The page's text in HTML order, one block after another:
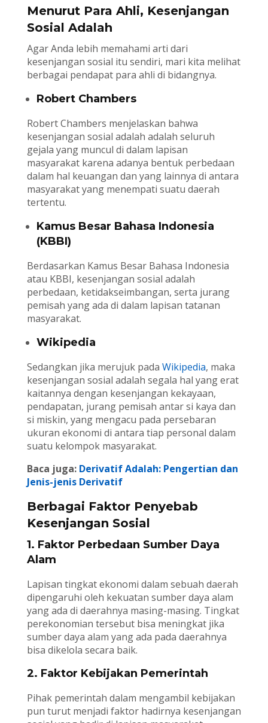
Menurut Para Ahli, Kesenjangan
Sosial Adalah
Agar Anda lebih memahami arti dari
kesenjangan sosial itu sendiri, mari kita melihat
berbagai pendapat para ahli di bidangnya.
Robert Chambers
Robert Chambers menjelaskan bahwa
kesenjangan sosial adalah adalah seluruh
gejala yang muncul di dalam lapisan
masyarakat karena adanya bentuk perbedaan
dalam hal keuangan dan yang lainnya di antara
masyarakat yang menempati suatu daerah
tertentu.
Kamus Besar Bahasa Indonesia
(KBBI)
Berdasarkan Kamus Besar Bahasa Indonesia
atau KBBI, kesenjangan sosial adalah
perbedaan, ketidakseimbangan, serta jurang
pemisah yang ada di dalam lapisan tatanan
masyarakat.
Wikipedia
Sedangkan jika merujuk pada Wikipedia, maka
kesenjangan sosial adalah segala hal yang erat
kaitannya dengan kesenjangan kekayaan,
pendapatan, jurang pemisah antar si kaya dan
si miskin, yang mengacu pada persebaran
ukuran ekonomi di antara tiap personal dalam
suatu kelompok masyarakat.
Baca juga: Derivatif Adalah: Pengertian dan
Jenis-jenis Derivatif
Berbagai Faktor Penyebab
Kesenjangan Sosial
1. Faktor Perbedaan Sumber Daya
Alam
Lapisan tingkat ekonomi dalam sebuah daerah
dipengaruhi oleh kekuatan sumber daya alam
yang ada di daerahnya masing-masing. Tingkat
perekonomian tersebut bisa meningkat jika
sumber daya alam yang ada pada daerahnya
bisa dikelola secara baik.
2. Faktor Kebijakan Pemerintah
Pihak pemerintah dalam mengambil kebijakan
pun turut menjadi faktor hadirnya kesenjangan